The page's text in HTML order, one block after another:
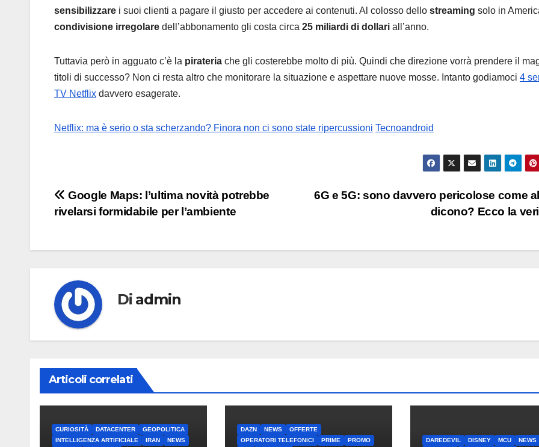
sensibilizzare i suoi clienti a pagare il giusto per accedere ai contenuti. Al colosso dello streaming solo in
condivisione irregolare dell’abbonamento gli costa circa 25 miliardi di dollari all’anno.
Tuttavia però in agguato c’è la pirateria che gli costerebbe molto di più. Quindi che direzione vorrà prendere il
titoli di successo? Non ci resta altro che monitorare la situazione e aspettare nuove mosse. Intanto godiamoci 4
TV Netflix davvero esagerate.
Netflix: ma è serio o sta scherzando? Finora non ci sono state ripercussioni Tecnoandroid
Navigazione
6G e 5G: sono davvero pericolose come
dicono? Ecco la
Google Maps: l’ultima novità potrebbe
rivelarsi formidabile per l’ambiente
Di admin
Articoli correlati
CURIOSITÀ DATACENTER
GEOPOLITICA
INTELLIGENZA ARTIFICIALE
IRAN
NEWS
DAZN NEWS
OFFERTE
OPERATORI TELEFONICI
PRIME
PROMO
DAREDEVIL DISNEY MCU
NEWS